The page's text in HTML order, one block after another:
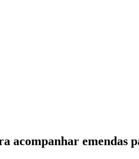
acompanhar emendas